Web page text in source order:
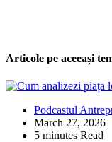
Articole pe aceeași
Podcastul
March 27, 2026
5 minutes Read